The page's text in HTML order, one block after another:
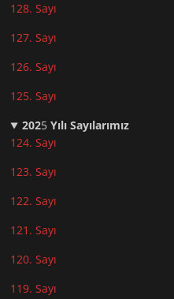
128. Sayı
127. Sayı
126. Sayı
125. Sayı
2025Yılı Sayılarımız
124. Sayı
123. Sayı
122. Sayı
121. Sayı
120. Sayı
119. Sayı